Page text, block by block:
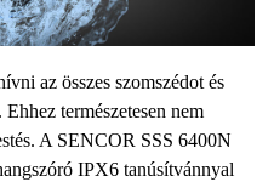
az összes szomszédot és
természetesen nem
A SENCOR SSS 6400N
IPX6 tanúsítvánnyal